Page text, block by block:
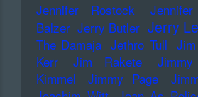
Jennifer Rostock
Balzer Jerry Butler Jerry
The Damaja Jethro Tull
Kerr
Jim Rakete
Kimmel
Jimmy Page